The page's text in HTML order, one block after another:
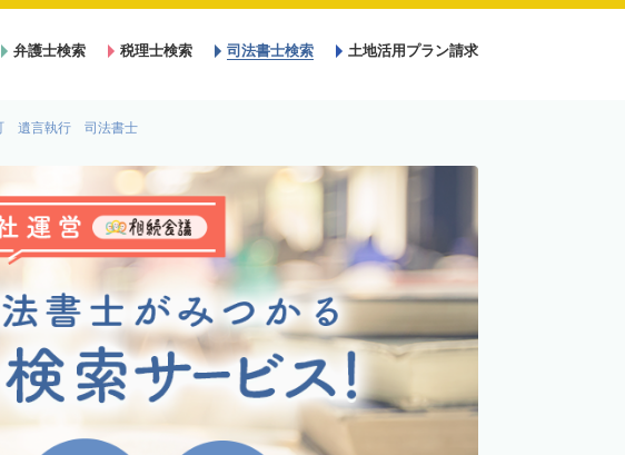
弁護士検索 税理士検索 司法書士検索 土地活用プラン請求
遺言執行 司法書士